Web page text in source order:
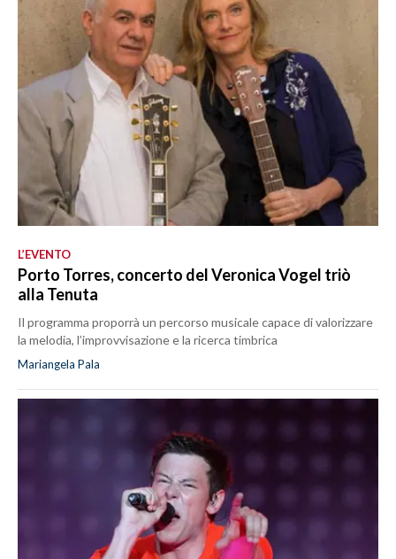
L’EVENTO
Porto Torres, concerto del Veronica Vogel triò
alla Tenuta
Il programma proporrà un percorso musicale capace di valorizzare
la melodia, l’improvvisazione e la ricerca timbrica
Mariangela Pala